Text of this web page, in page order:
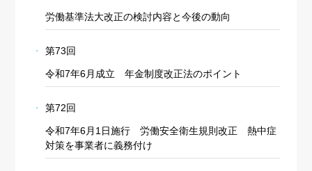
労働基準法大改正の検討内容と今後の動向
第73回
令和7年6月成立 年金制度改正法のポイント
第72回
令和7年6月1日施行 労働安全衛生規則改正 熱中症
対策を事業者に義務付け